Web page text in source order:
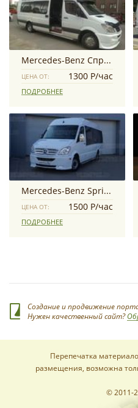
Mercedes-Benz Спринтер
ЦЕНА ОТ: 1300 Р/час
ПОДРОБНЕЕ
Mercedes-Benz Sprinter
ЦЕНА ОТ: 1500 Р/час
ПОДРОБНЕЕ
Создание и продвижение
Нужен качественный сайт?
Перепечатка
размещения, возможна
© 2011-